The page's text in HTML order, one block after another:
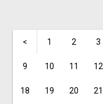
< 1 2 3
9 10 11 12
18 19 20 21